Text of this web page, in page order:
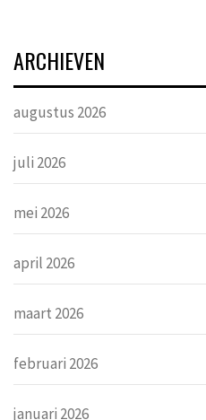
ARCHIEVEN
augustus 2026
juli 2026
mei 2026
april 2026
maart 2026
februari 2026
januari 2026